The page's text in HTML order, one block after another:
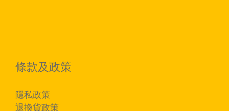
條款及政策
隱私政策
退換貨政策